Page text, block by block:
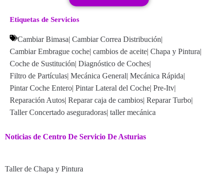
Etiquetas de Servicios
Cambiar Bimasa| Cambiar Correa Distribución|
Cambiar Embrague coche| cambios de aceite| Chapa y Pintura|
Coche de Sustitución| Diagnóstico de Coches|
Filtro de Partículas| Mecánica General| Mecánica Rápida|
Pintar Coche Entero| Pintar Lateral del Coche| Pre-Itv|
Reparación Autos| Reparar caja de cambios| Reparar Turbo|
Taller Concertado aseguradoras| taller mecánica
Noticias de Centro De Servicio De Asturias
Taller de Chapa y Pintura